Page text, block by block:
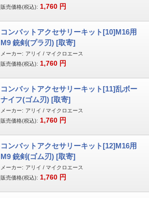
販売価格(税込): 1,760 円
コンバットアクセサリーキット[10]M16用
M9 銃剣(プラ刃) [取寄]
メーカー: アリイ / マイクロエース
販売価格(税込): 1,760 円
コンバットアクセサリーキット[11]乱ボー
ナイフ(ゴム刃) [取寄]
メーカー: アリイ / マイクロエース
販売価格(税込): 1,760 円
コンバットアクセサリーキット[12]M16用
M9 銃剣(ゴム刃) [取寄]
メーカー: アリイ / マイクロエース
販売価格(税込): 1,760 円